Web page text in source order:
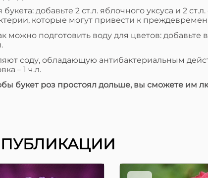
букета: добавьте 2 ст.л. яблочного уксуса и 2
которые могут привести к
можно подготовить воду для цветов: добавьте
соду, обладающую антибактериальным
– 1 ч.л.
букет роз простоял дольше, вы сможете им